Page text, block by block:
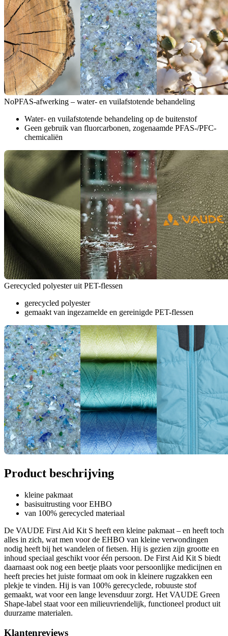
NoPFAS-afwerking – water- en vuilafstotende behandeling
Water- en vuilafstotende behandeling op de buitenstof
Geen gebruik van fluorcarbonen, zogenaamde PFAS-/PFC-
chemicaliën
Gerecycled polyester uit PET-flessen
gerecycled polyester
gemaakt van ingezamelde en gereinigde PET-flessen
Product beschrijving
kleine pakmaat
basisuitrusting voor EHBO
van 100% gerecycled materiaal
De VAUDE First Aid Kit S heeft een kleine pakmaat – en heeft toch
alles in zich, wat men voor de EHBO van kleine verwondingen
nodig heeft bij het wandelen of fietsen. Hij is gezien zijn grootte en
inhoud speciaal geschikt voor één persoon. De First Aid Kit S biedt
daarnaast ook nog een beetje plaats voor persoonlijke medicijnen en
heeft precies het juiste formaat om ook in kleinere rugzakken een
plekje te vinden. Hij is van 100% gerecyclede, robuuste stof
gemaakt, wat voor een lange levensduur zorgt. Het VAUDE Green
Shape-label staat voor een milieuvriendelijk, functioneel product uit
duurzame materialen.
Klantenreviews